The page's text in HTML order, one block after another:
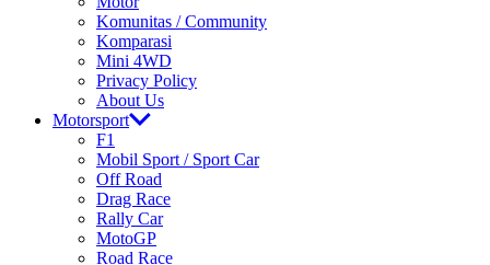
Komunitas / Community
Komparasi
Mini 4WD
Privacy Policy
About Us
Motorsport
F1
Mobil Sport / Sport Car
Off Road
Drag Race
Rally Car
MotoGP
Road Race